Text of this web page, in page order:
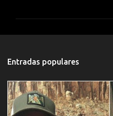
t
r
i
o
Entradas populares